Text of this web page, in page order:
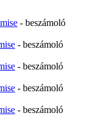
- beszámoló
- beszámoló
- beszámoló
- beszámoló
- beszámoló